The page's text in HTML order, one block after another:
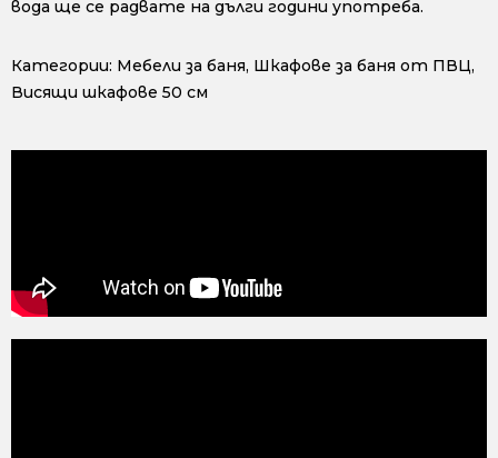
вода ще се радвате на дълги години употреба.
Категории: Мебели за баня, Шкафове за баня от ПВЦ,
Висящи шкафове 50 см